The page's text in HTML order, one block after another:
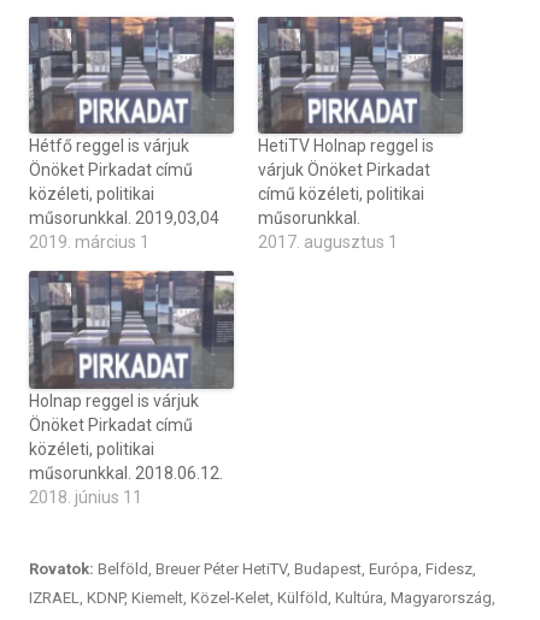
Hétfő reggel is várjuk
Önöket Pirkadat című
közéleti, politikai
műsorunkkal. 2019,03,04
2019. március 1
HetiTV Holnap reggel is
várjuk Önöket Pirkadat
című közéleti, politikai
műsorunkkal.
2017. augusztus 1
Holnap reggel is várjuk
Önöket Pirkadat című
közéleti, politikai
műsorunkkal. 2018.06.12.
2018. június 11
Rovatok: Belföld Breuer Péter HetiTV, Budapest Európa Fidesz
IZRAEL
KDNP, Kiemelt Közel-Kelet Külföld Kultúra Magyarország